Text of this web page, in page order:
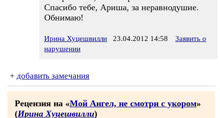
Спасибо тебе, Ариша, за неравнодушие.
Обнимаю!
Ирина Хуцешвилли 23.04.2012 14:58
Заявить о
нарушении
+ добавить замечания
Рецензия на «Мой Ангел, не смотри с укором»
(Ирина Хуцешвилли)